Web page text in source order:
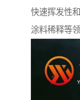
快速挥发性
涂料稀释等